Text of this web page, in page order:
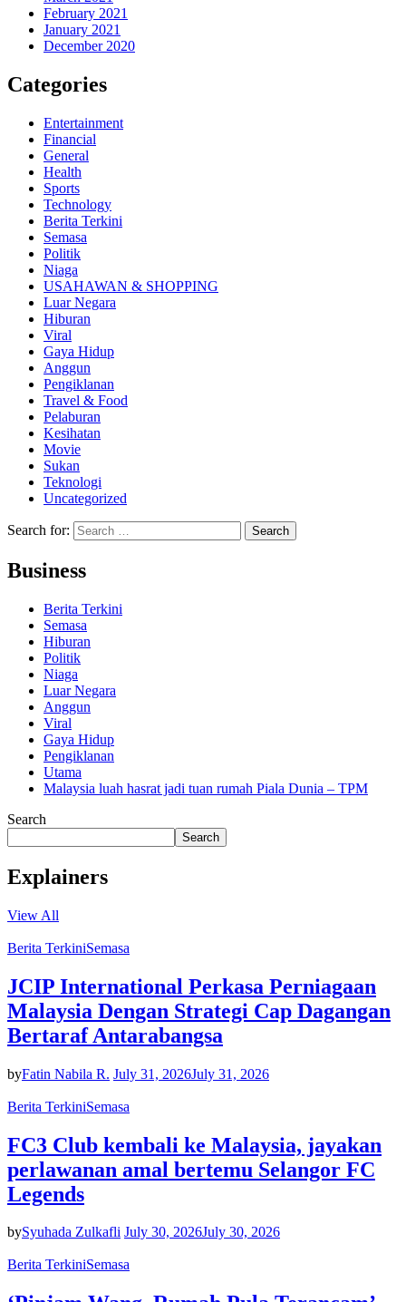
February 2021
January 2021
December 2020
Categories
Entertainment
Financial
General
Health
Sports
Technology
Berita Terkini
Semasa
Politik
Niaga
USAHAWAN & SHOPPING
Luar Negara
Hiburan
Viral
Gaya Hidup
Anggun
Pengiklanan
Travel & Food
Pelaburan
Kesihatan
Movie
Sukan
Teknologi
Uncategorized
Search for:
Business
Berita Terkini
Semasa
Hiburan
Politik
Niaga
Luar Negara
Anggun
Viral
Gaya Hidup
Pengiklanan
Utama
Malaysia luah hasrat jadi tuan rumah Piala Dunia – TPM
Search
Search
Explainers
View All
Berita TerkiniSemasa
JCIP International Perkasa Perniagaan
Malaysia Dengan Strategi Cap Dagangan
Bertaraf Antarabangsa
byFatin Nabila R. July 31, 2026July 31, 2026
Berita TerkiniSemasa
FC3 Club kembali ke Malaysia, jayakan
perlawanan amal bertemu Selangor FC
Legends
bySyuhada Zulkafli July 30, 2026July 30, 2026
Berita TerkiniSemasa